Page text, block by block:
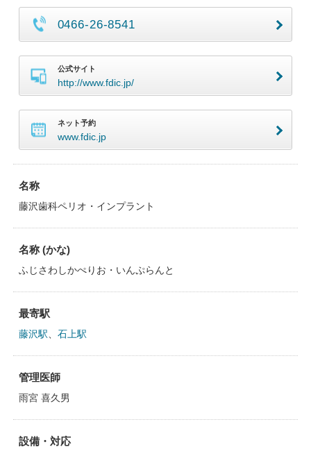
0466-26-8541
公式サイト
http://www.fdic.jp/
ネット予約
www.fdic.jp
名称
藤沢歯科ペリオ・インプラント
名称 (かな)
ふじさわしかぺりお・いんぷらんと
最寄駅
藤沢駅 石上駅
管理医師
雨宮 喜久男
設備・対応